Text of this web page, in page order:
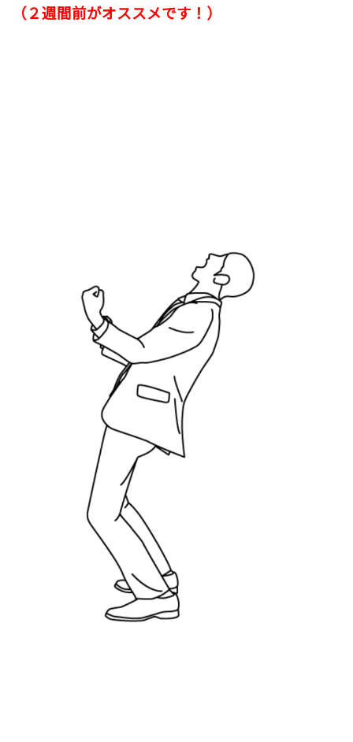
（２週間前がオススメです！）